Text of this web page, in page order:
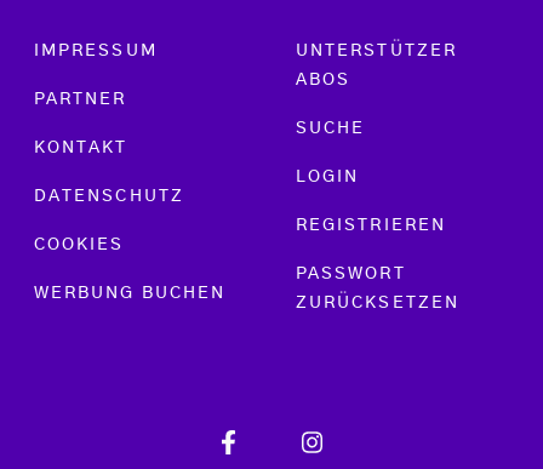
Footer menu
IMPRESSUM
PARTNER
KONTAKT
DATENSCHUTZ
COOKIES
WERBUNG BUCHEN
UNTERSTÜTZER
ABOS
SUCHE
LOGIN
REGISTRIEREN
PASSWORT
ZURÜCKSETZEN